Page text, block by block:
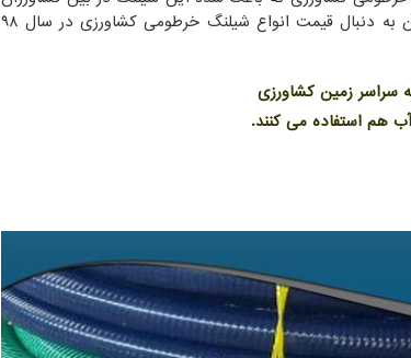
بسیار محبوب باشد و بسیار از این عزیزان به دنبال قیمت انواع شیلنگ خرطومی کشاورزی در سال ۹۸
سراسر زمین کشاورزی
هم استفاده می کنند.